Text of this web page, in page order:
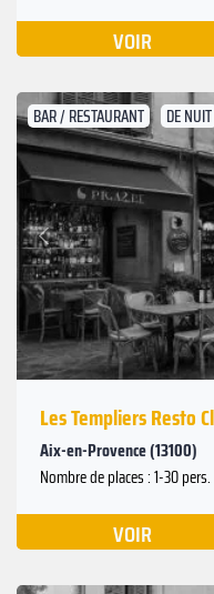
VOIR
BAR / RESTAURANT DE NUIT
Précédent
Les Templiers Resto
Aix-en-Provence (13100)
Nombre de places : 1-30 pers.
VOIR